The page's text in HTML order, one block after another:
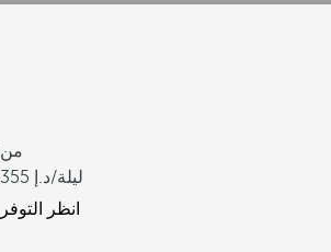
من
355
/ليلة
انظر التوفر